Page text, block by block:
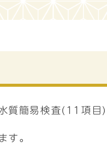
質簡易検査(11項目)
す。